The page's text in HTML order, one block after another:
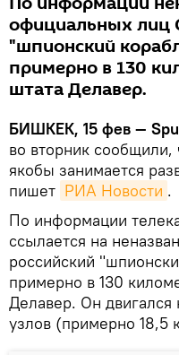
официальных лиц
"шпионский
примерно в 130
штата Делавер.
БИШКЕК, 15 фев —
во вторник сообщили,
якобы занимается
пишет РИА Новости .
По информации
ссылается на
российский
примерно в 130
Делавер. Он двигался
узлов (примерно 18,5